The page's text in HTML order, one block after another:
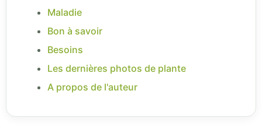
Maladie
Bon à savoir
Besoins
Les dernières photos de plante
A propos de l'auteur